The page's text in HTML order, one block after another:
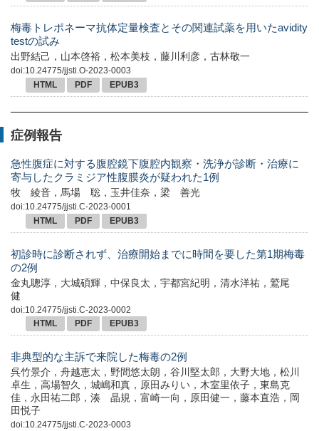
梅毒トレポネーマ抗体定量検査とその関連試薬を用いたavidity
testの試み
出野結己，山本啓裕，松本美枝，藤川利彦，古林敬一
doi:10.24775/jjsti.O-2023-0003
HTML
PDF EPUB3
症例報告
急性腹症に対する腹腔鏡下腹腔内観察・洗浄が診断・治療に
寄与したクラミジア性腹膜炎が疑われた1例
牧 綾音，馬場 聡，玉井佳奈，梁 善光
doi:10.24775/jjsti.C-2023-0001
HTML
PDF EPUB3
初診時に診断されず、治療開始までに時間を要した第1期梅毒
の2例
金丸聰淳，大城碩輝，中保良太，宇都宮紀明，清水洋祐，鷲尾
健
doi:10.24775/jjsti.C-2023-0002
HTML
PDF EPUB3
非典型的な主訴で来院した梅毒の2例
呉竹景介，舟越恵太，野間悠太朗，谷川堅太郎，大野大地，松川
卓生，高場智久，城嶋和真，原田みりい，木室里依子，東島克
佳，永田祐二郎，湊 晶規，富崎一向，原田健一，藤本直浩，岡
田悦子
doi:10.24775/jjsti.C-2023-0003